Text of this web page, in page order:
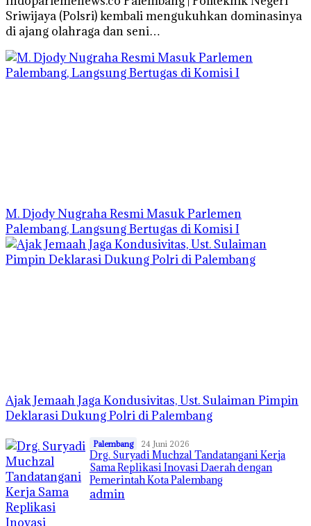
Sriwijaya (Polsri) kembali mengukuhkan dominasinya
di ajang olahraga dan seni…
M. Djody Nugraha Resmi Masuk Parlemen
Palembang, Langsung Bertugas di Komisi I
Ajak Jemaah Jaga Kondusivitas, Ust. Sulaiman Pimpin
Deklarasi Dukung Polri di Palembang
Palembang 24 Juni 2026
Drg. Suryadi Muchzal Tandatangani Kerja
Sama Replikasi Inovasi Daerah dengan
Pemerintah Kota Palembang
admin